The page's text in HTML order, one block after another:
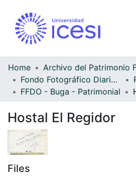
Home
Fondo Fotográfico Diario Occidente
FFDO - Buga - Patrimonial
Hostal El Regidor
Files